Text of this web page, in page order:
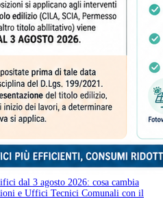
dal 3 agosto 2026: cosa cambia
e Uffici Tecnici Comunali con il